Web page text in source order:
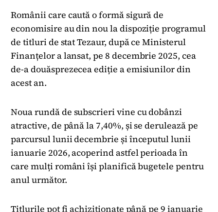
Românii care caută o formă sigură de
economisire au din nou la dispoziție programul
de titluri de stat Tezaur, după ce Ministerul
Finanțelor a lansat, pe 8 decembrie 2025, cea
de-a douăsprezecea ediție a emisiunilor din
acest an.
Noua rundă de subscrieri vine cu dobânzi
atractive, de până la 7,40%, și se derulează pe
parcursul lunii decembrie și începutul lunii
ianuarie 2026, acoperind astfel perioada în
care mulți români își planifică bugetele pentru
anul următor.
Titlurile pot fi achiziționate până pe 9 ianuarie